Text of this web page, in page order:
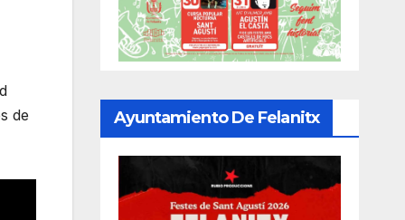
de
Ayuntamiento De Felanitx